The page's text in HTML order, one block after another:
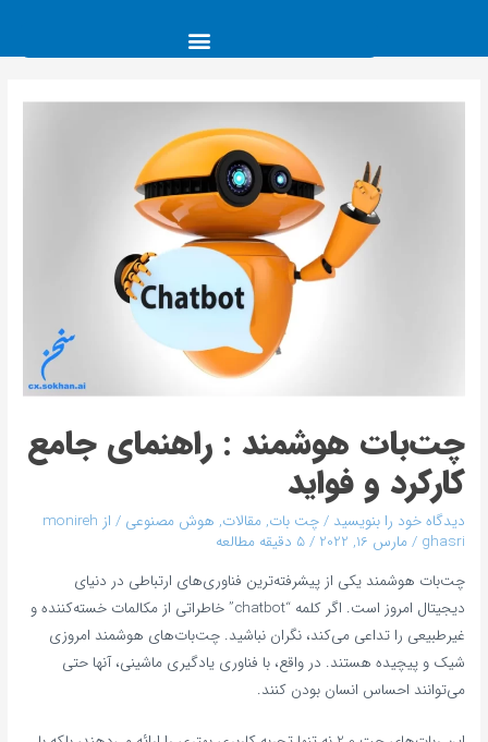
چت‌بات هوشمند : راهنمای جامع
کارکرد و فواید
دیدگاه‌ خود را بنویسید /چت بات,مقالات, هوش مصنوعی / از monireh
ghasri
/مارس 16, 2022 /5 دقیقه مطالعه
چت‌بات هوشمند یکی از پیشرفته‌ترین فناوری‌های ارتباطی در دنیای
دیجیتال امروز است. اگر کلمه “chatbot” خاطراتی از مکالمات خسته‌کننده و
غیرطبیعی را تداعی می‌کند، نگران نباشید. چت‌بات‌های هوشمند امروزی
شیک و پیچیده هستند. در واقع، با فناوری یادگیری ماشینی، آنها حتی
می‌توانند احساس انسان بودن کنند.